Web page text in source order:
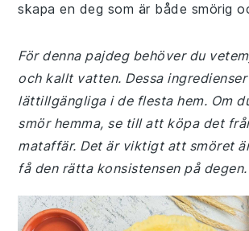
skapa en deg som är både smörig
För denna pajdeg behöver du
och kallt vatten. Dessa
lättillgängliga i de flesta hem. Om
smör hemma, se till att köpa det
mataffär. Det är viktigt att smöret
få den rätta konsistensen på degen.